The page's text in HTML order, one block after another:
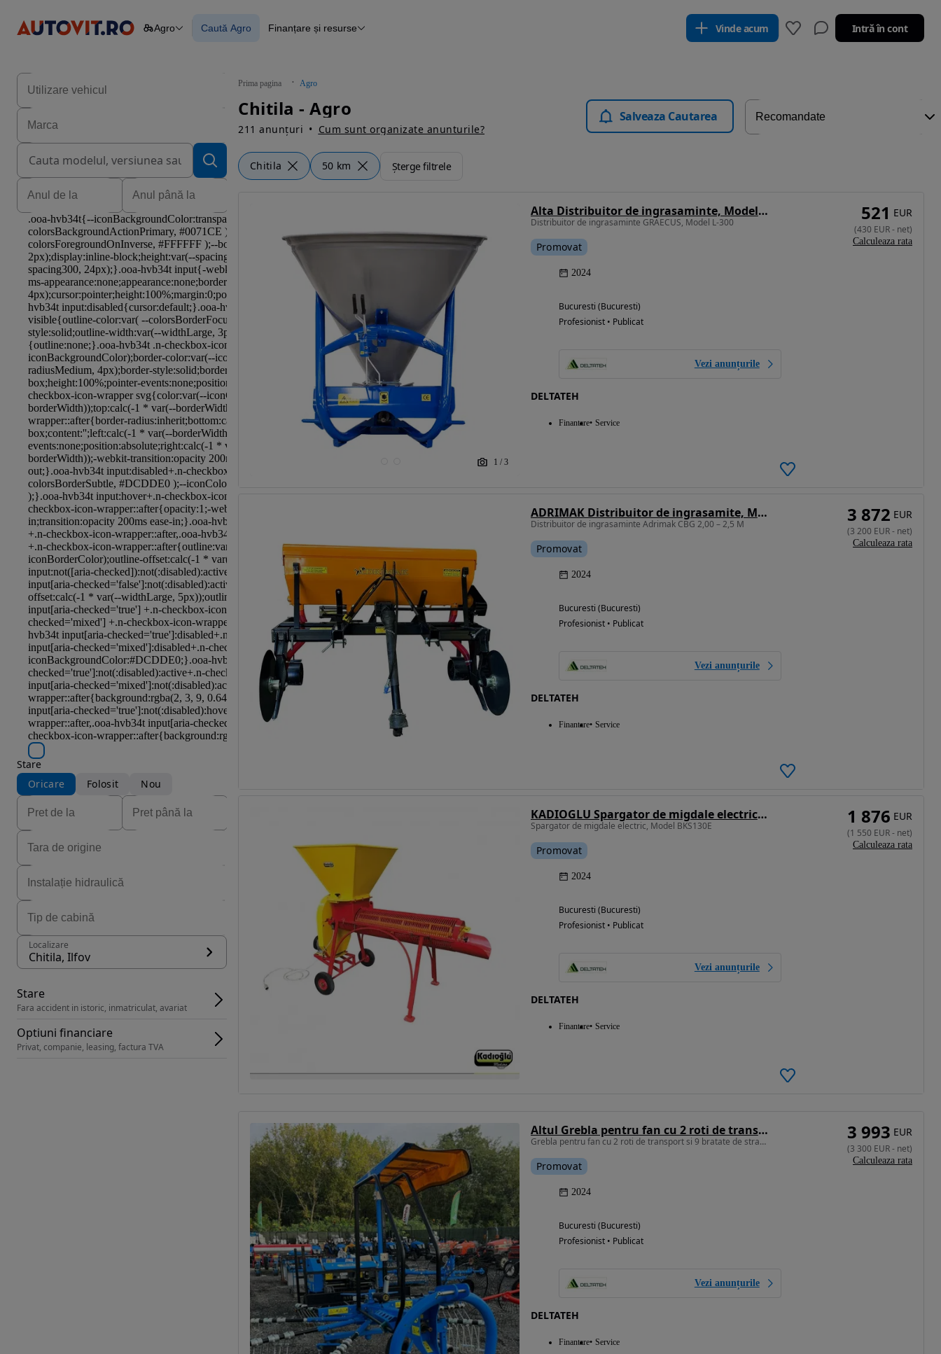
Autoturisme
Agro Caută Agro Finanțare și resurse Vinde acum Intră în cont
Prima pagina Agro
Chitila - Agro
211 anunțuri Cum sunt organizate anunturile?
Salveaza Cautarea
Chitila 50 km Șterge filtrele
Eligibil pentru
finantare
Stare
Oricare
Folosit Nou
Localizare
Chitila, Ilfov
Stare
Fara accident in istoric, inmatriculat, avariat
Optiuni financiare
Privat, companie, leasing, factura TVA
1 / 3
Alta Distribuitor de ingrasaminte, Model L-300
Distribuitor de ingrasaminte GRAECUS, Model L-300
Promovat
2024
Bucuresti (Bucuresti)
Profesionist • Publicat
Vezi anunțurile
DELTATEH
Finantare Service
521 EUR
(430 EUR- net)
Calculeaza rata
ADRIMAK Distribuitor de ingrasamite, Model CBG 2,00 - 2,5 M
Distribuitor de ingrasaminte Adrimak CBG 2,00 – 2,5 M
Promovat
2024
Bucuresti (Bucuresti)
Profesionist • Publicat
Vezi anunțurile
DELTATEH
Finantare Service
3 872 EUR
(3 200 EUR- net)
Calculeaza rata
KADIOGLU Spargator de migdale electric, Model BKS130E
Spargator de migdale electric, Model BKS130E
Promovat
2024
Bucuresti (Bucuresti)
Profesionist • Publicat
Vezi anunțurile
DELTATEH
Finantare Service
1 876 EUR
(1 550 EUR- net)
Calculeaza rata
Altul Grebla pentru fan cu 2 roti de transport si 9 bratate de strans SHAKTIMAN, India (suprafata de lucru 3,30 cm)
Grebla pentru fan cu 2 roti de transport si 9 bratate de strans SHAKTI
Promovat
2024
Bucuresti (Bucuresti)
Profesionist • Publicat
Vezi anunțurile
DELTATEH
Finantare Service
3 993 EUR
(3 300 EUR- net)
Calculeaza rata